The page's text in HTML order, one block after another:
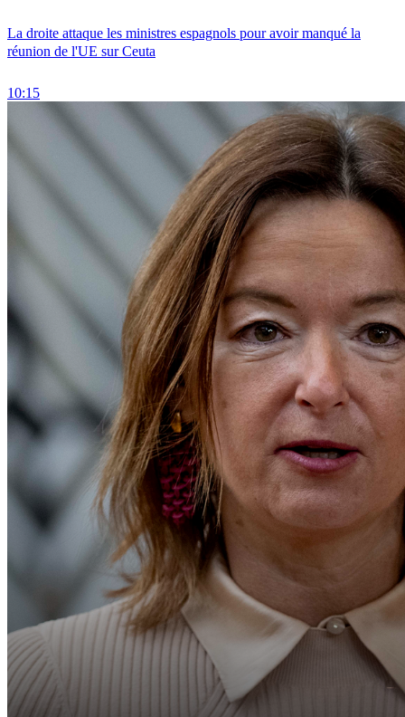
La droite attaque les ministres espagnols pour avoir manqué la
réunion de l'UE sur Ceuta
10:15